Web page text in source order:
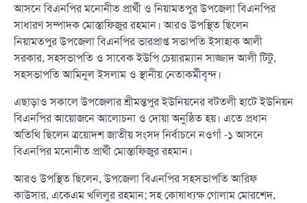
আসনে বিএনপির মনোনীত প্রার্থী ও নিয়ামতপুর উপজেলা বিএনপির
সাধারণ সম্পাদক মোস্তাফিজুর রহমান। আরও উপস্থিত ছিলেন
নিয়ামতপুর উপজেলা বিএনপির ভারপ্রাপ্ত সভাপতি ইসাহাক আলী
সরকার, সহসভাপতি ও সাবেক ইউপি চেয়ারম্যান সাজ্জাদ আলী টিটু,
সহসভাপতি আমিনুল ইসলাম ও স্থানীয় নেতাকর্মীবৃন্দ।
এছাড়াও সকালে উপজেলার শ্রীমন্তপুর ইউনিয়নের বটতলী হাটে ইউনিয়ন
বিএনপির আয়োজনে আলোচনা ও দোয়া অনুষ্ঠিত হয়। এতে প্রধান
অতিথি ছিলেন ত্রয়োদশ জাতীয় সংসদ নির্বাচনে নওগাঁ -১ আসনে
বিএনপির মনোনীত প্রার্থী মোস্তাফিজুর রহমান।
আরও উপস্থিত ছিলেন, উপজেলা বিএনপির সহসভাপতি আরিফ
কাউসার, একেএম খলিলুর রহমান; সহ কোষাধ্যক্ষ গোলাম মোরশেদ,